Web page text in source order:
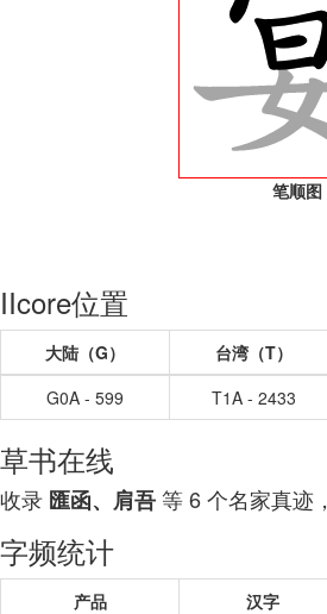
笔顺图
IIcore位置
大陆（G） 台湾（T）
G0A - 599
T1A - 2433
草书在线
收录 匯函、肩吾等 6 个名家真迹，
字频统计
产品 汉字